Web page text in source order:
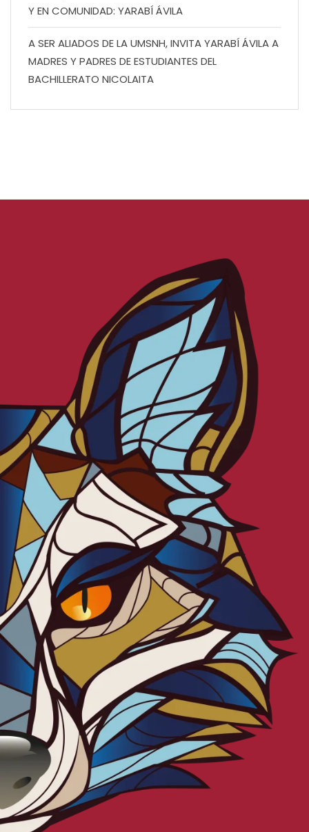
Y EN COMUNIDAD: YARABÍ ÁVILA
A SER ALIADOS DE LA UMSNH, INVITA YARABÍ ÁVILA A
MADRES Y PADRES DE ESTUDIANTES DEL
BACHILLERATO NICOLAITA